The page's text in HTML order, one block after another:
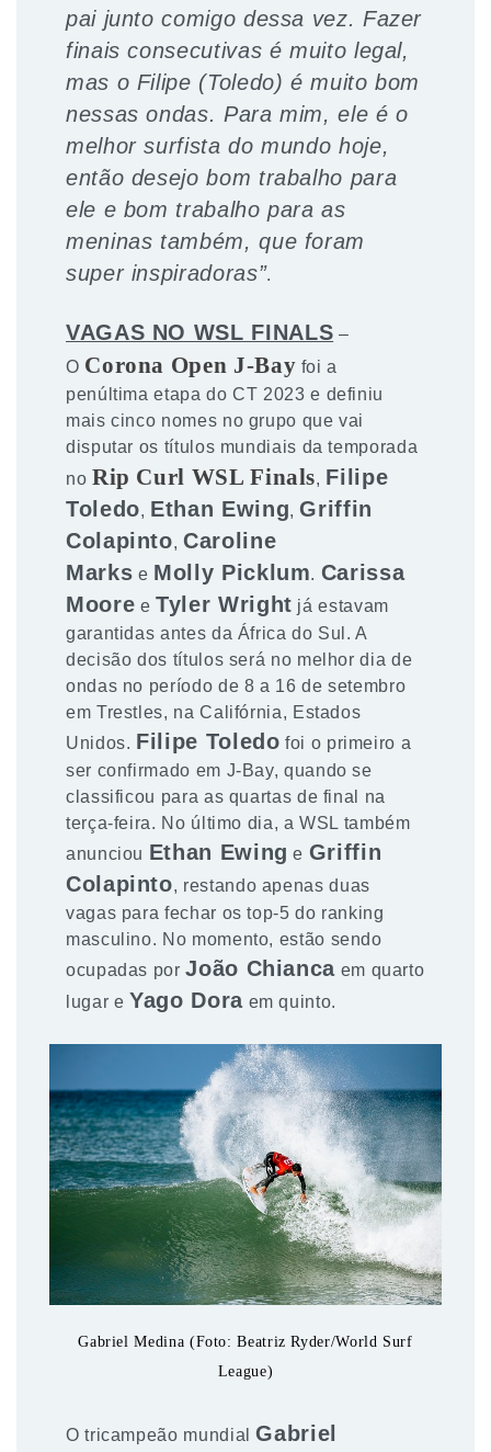
pai junto comigo dessa vez. Fazer
finais consecutivas é muito legal,
mas o Filipe (Toledo) é muito bom
nessas ondas. Para mim, ele é o
melhor surfista do mundo hoje,
então desejo bom trabalho para
ele e bom trabalho para as
meninas também, que foram
super inspiradoras”.
VAGAS NO WSL FINALS –
O Corona Open J-Bay foi a
penúltima etapa do CT 2023 e definiu
mais cinco nomes no grupo que vai
disputar os títulos mundiais da temporada
no Rip Curl WSL Finals, Filipe
Toledo, Ethan Ewing,Griffin
Colapinto,Caroline
Marks e Molly Picklum. Carissa
Moore eTyler Wright já estavam
garantidas antes da África do Sul. A
decisão dos títulos será no melhor dia de
ondas no período de 8 a 16 de setembro
em Trestles, na Califórnia, Estados
Unidos. Filipe Toledo foi o primeiro a
ser confirmado em J-Bay, quando se
classificou para as quartas de final na
terça-feira. No último dia, a WSL também
anunciou Ethan Ewing e Griffin
Colapinto, restando apenas duas
vagas para fechar os top-5 do ranking
masculino. No momento, estão sendo
ocupadas porJoão Chianca em quarto
lugar e Yago Doraem quinto.
Gabriel Medina (Foto: Beatriz Ryder/World Surf
League)
O tricampeão mundialGabriel